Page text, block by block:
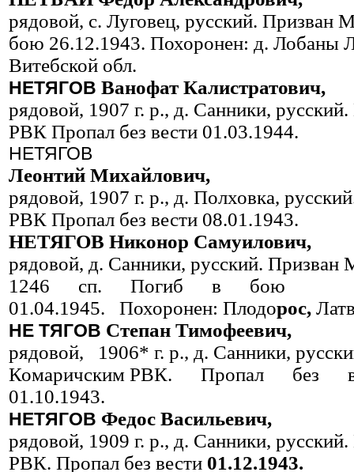
рядовой, с. Луговец, русский. Призван
бою 26.12.1943. Похоро­нен: д. Лобаны
Витебской обл.
НЕТЯГОВ Ванофат Калистратович,
рядовой, 1907 г. р., д. Санники,
РВК Пропал без вести 01.03.1944.
НЕТЯГОВ
Леонтий Михайлович,
рядовой, 1907 г. р., д. Полховка,
РВК Пропал без вести 08.01.1943.
НЕТЯГОВ Никонор Самуилович,
рядовой, д. Санники, русский.
1246 сп. Погиб в бою
01.04.1945. Похоронен: Плодорос,
НЕ ТЯГОВ Степан Тимофеевич,
рядовой, 1906* г. р., д. Санники,
Комаричским РВК. Пропал без
01.10.1943.
НЕТЯГОВ Федос Васильевич,
рядовой, 1909 г. р., д. Санники,
РВК. Пропал без вести 01.12.1943.